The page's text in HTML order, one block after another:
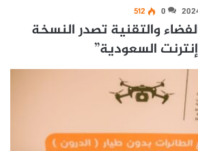
0
512
والتقنية تصدر النسخة
السعودية”